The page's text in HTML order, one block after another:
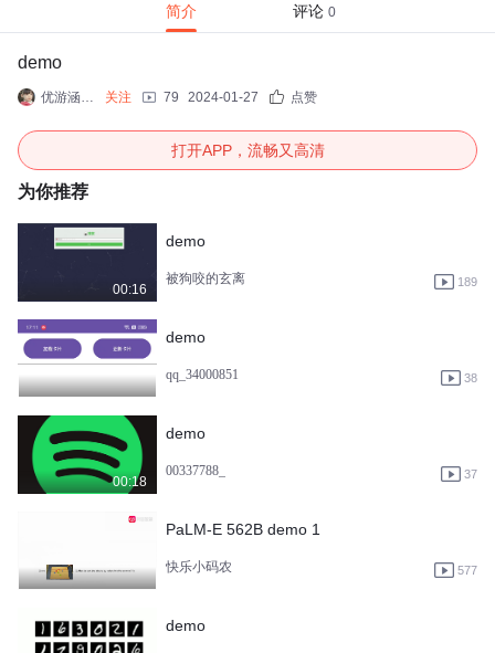
简介 评论 0
demo
优游涵泳斋 关注 79 2024-01-27 点赞
打开APP，流畅又高清
为你推荐
00:16
demo
被狗咬的玄离 189
demo
qq_34000851 38
00:18
demo
00337788_ 37
PaLM-E 562B demo 1
快乐小码农 577
demo